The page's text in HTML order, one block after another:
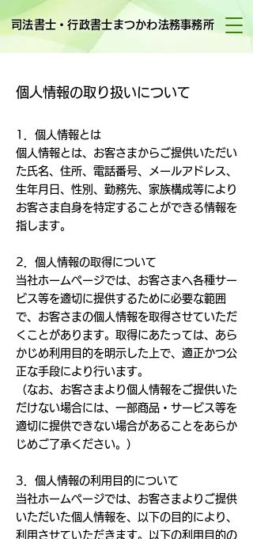
司法書士・行政書士まつかわ法務事務所
個人情報の取り扱いについて
1．個人情報とは
個人情報とは、お客さまからご提供いただい
た氏名、住所、電話番号、メールアドレス、
生年月日、性別、勤務先、家族構成等により
お客さま自身を特定することができる情報を
指します。
2．個人情報の取得について
当社ホームページでは、お客さまへ各種サー
ビス等を適切に提供するために必要な範囲
で、お客さまの個人情報を取得させていただ
くことがあります。取得にあたっては、あら
かじめ利用目的を明示した上で、適正かつ公
正な手段により行います。
（なお、お客さまより個人情報をご提供いた
だけない場合には、一部商品・サービス等を
適切に提供できない場合があることをあらか
じめご了承ください。）
3．個人情報の利用目的について
当社ホームページでは、お客さまよりご提供
いただいた個人情報を、以下の目的により、
利用させていただきます。以下の利用目的の